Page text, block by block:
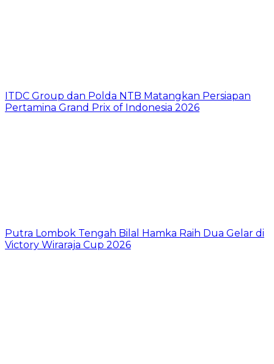
ITDC Group dan Polda NTB Matangkan Persiapan
Pertamina Grand Prix of Indonesia 2026
Putra Lombok Tengah Bilal Hamka Raih Dua Gelar di
Victory Wiraraja Cup 2026